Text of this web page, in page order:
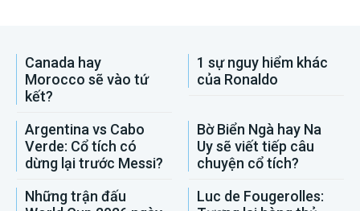
Canada hay
Morocco sẽ vào tứ
kết?
1 sự nguy hiểm khác
của Ronaldo
Argentina vs Cabo
Verde: Cổ tích có
dừng lại trước Messi?
Bờ Biển Ngà hay Na
Uy sẽ viết tiếp câu
chuyện cổ tích?
Những trận đấu
Luc de Fougerolles: